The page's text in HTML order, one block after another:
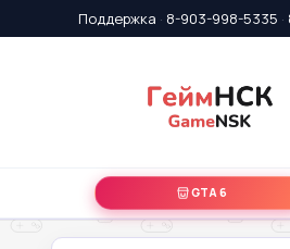
Поддержка · 8-903-998-5335 ·
GTA 6